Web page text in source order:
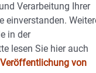
Verarbeitung Ihrer
einverstanden.
in der
lesen Sie hier auch
von